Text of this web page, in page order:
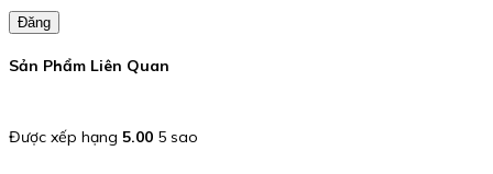
Đăng
Sản Phẩm Liên Quan
Được xếp hạng 5.00 5 sao